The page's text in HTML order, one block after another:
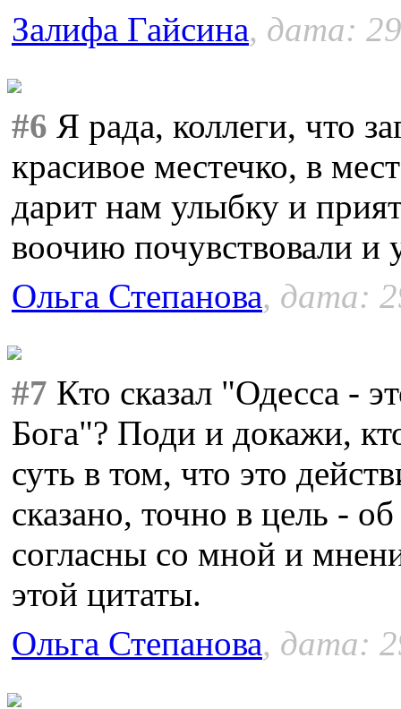
Залифа Гайсина, дата:
#6 Я рада, коллеги, что
красивое местечко, в
дарит нам улыбку и
воочию почувствовали и
Ольга Степанова, дата:
#7 Кто сказал "Одесса -
Бога"? Поди и докажи,
суть в том, что это
сказано, точно в цель -
согласны со мной и
этой цитаты.
Ольга Степанова, дата: